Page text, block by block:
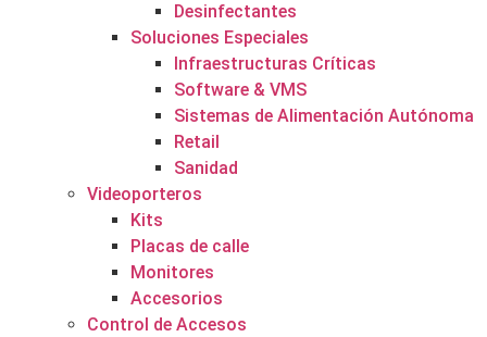
Desinfectantes
Soluciones Especiales
Infraestructuras Críticas
Software & VMS
Sistemas de Alimentación Autónoma
Retail
Sanidad
Videoporteros
Kits
Placas de calle
Monitores
Accesorios
Control de Accesos